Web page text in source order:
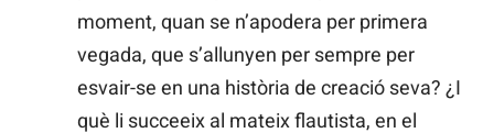
moment, quan se n’apodera per primera
vegada, que s’allunyen per sempre per
esvair-se en una història de creació seva? ¿I
què li succeeix al mateix flautista, en el